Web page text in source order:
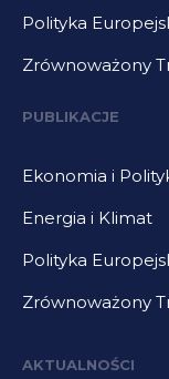
Polityka
Zrównoważony
PUBLIKACJE
Ekonomia i
Energia i Klimat
Polityka
Zrównoważony
AKTUALNOŚCI